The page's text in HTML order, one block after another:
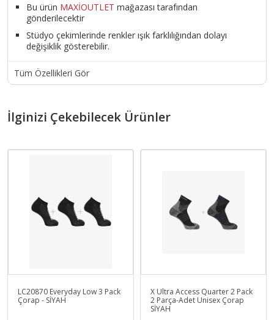
Bu ürün MAXİOUTLET mağazası tarafından
gönderilecektir
Stüdyo çekimlerinde renkler ışık farklılığından dolayı
değişiklik gösterebilir.
Tüm Özellikleri Gör
İlginizi Çekebilecek Ürünler
LC20870 Everyday Low 3 Pack
Çorap - SİYAH
X Ultra Access Quarter 2 Pack
2 Parça-Adet Unisex Çorap
SİYAH